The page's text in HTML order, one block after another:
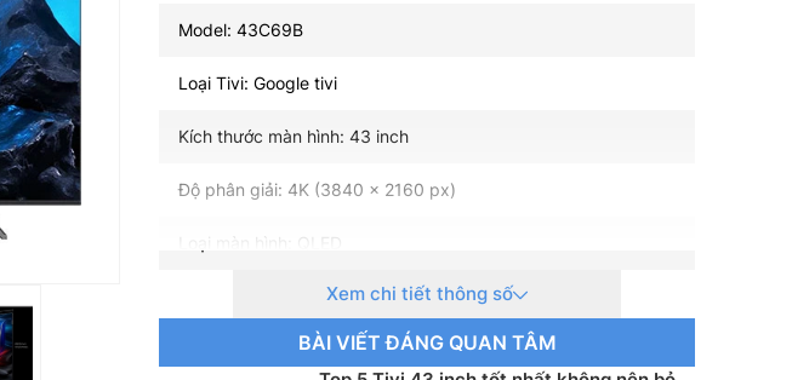
Model: 43C69B
Loại Tivi: Google tivi
Kích thước màn hình: 43 inch
Độ phân giải: 4K (3840 x 2160 px)
Loại màn hình: QLED
Tần số quét: 60 Hz (DLG 120Hz)
Hệ điều hành – Giao diện: Google TV
Xem chi tiết thông số
BÀI VIẾT ĐÁNG QUAN TÂM